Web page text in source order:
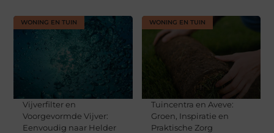
WONING EN TUIN
Vijverfilter en
Voorgevormde Vijver:
Eenvoudig naar Helder
WONING EN TUIN
Tuincentra en Aveve:
Groen, Inspiratie en
Praktische Zorg